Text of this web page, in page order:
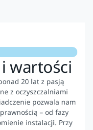
wartości
20 lat z pasją
z oczyszczalniami
pozwala nam
– od fazy
instalacji. Przy